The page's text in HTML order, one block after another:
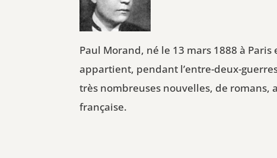
Paul Morand, né le 13 mars 1888 à
appartient, pendant l’entre-deux-
très nombreuses nouvelles, de romans,
française.